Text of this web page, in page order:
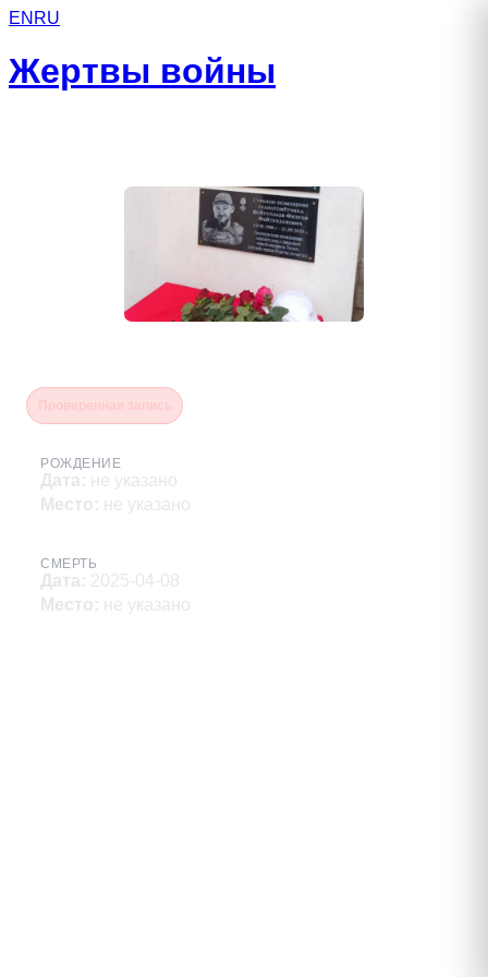
EN RU
Жертвы войны
РОЖДЕНИЕ
Дата: не указано
Место: не указано
СМЕРТЬ
Дата: 2025-04-08
Место: не указано